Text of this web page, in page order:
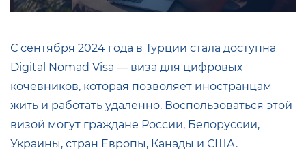
С сентября 2024 года в Турции стала доступна
Digital Nomad Visa — виза для цифровых
кочевников, которая позволяет иностранцам
жить и работать удаленно. Воспользоваться этой
визой могут граждане России, Белоруссии,
Украины, стран Европы, Канады и США.